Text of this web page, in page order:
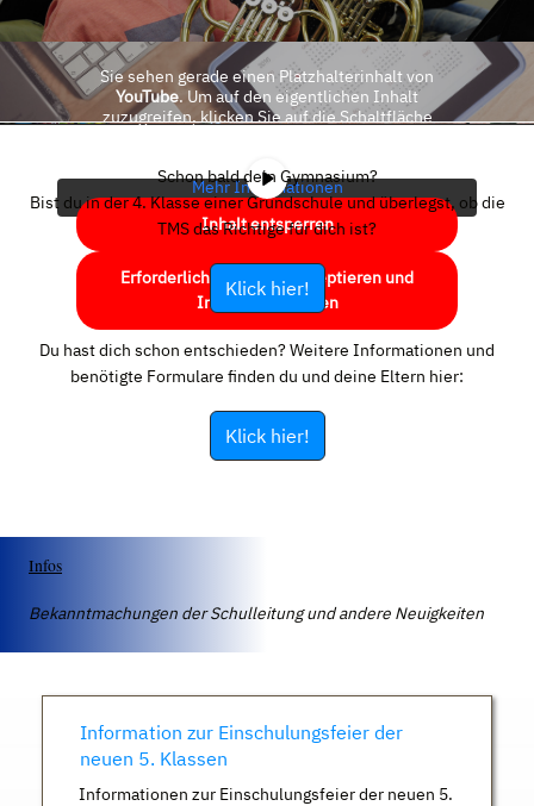
Sie sehen gerade einen Platzhalterinhalt von
YouTube. Um auf den eigentlichen Inhalt
zuzugreifen, klicken Sie auf die Schaltfläche
Mehr Informationen
Inhalt entsperren
Erforderlichen Service akzeptieren und
Inhalte entsperren
Schon bald dein Gymnasium?
Bist du in der 4. Klasse einer Grundschule und überlegst, ob die
TMS das Richtige für dich ist?
Klick hier!
Du hast dich schon entschieden? Weitere Informationen und
benötigte Formulare finden du und deine Eltern hier:
Klick hier!
Infos
Bekanntmachungen der Schulleitung und andere Neuigkeiten
Information zur Einschulungsfeier der
neuen 5. Klassen
Informationen zur Einschulungsfeier der neuen 5.